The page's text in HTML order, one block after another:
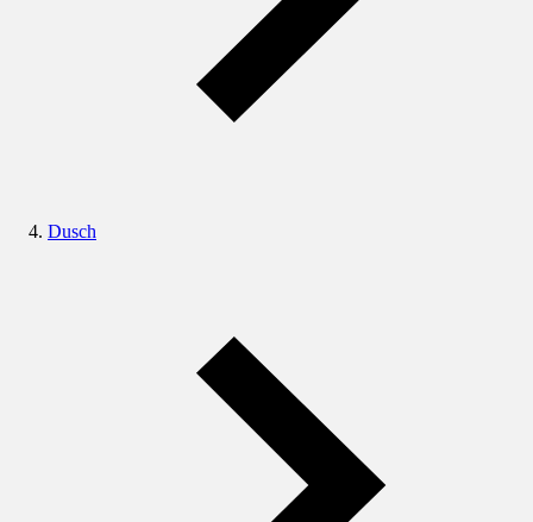
Dusch